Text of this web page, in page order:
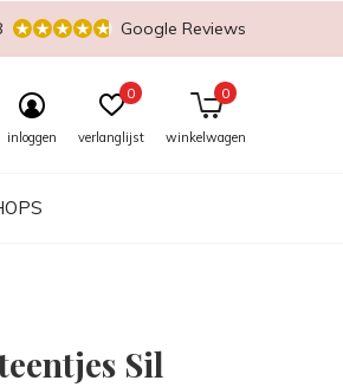
inloggen verlanglijst
0
winkelwagen
0
Google Reviews
Sil